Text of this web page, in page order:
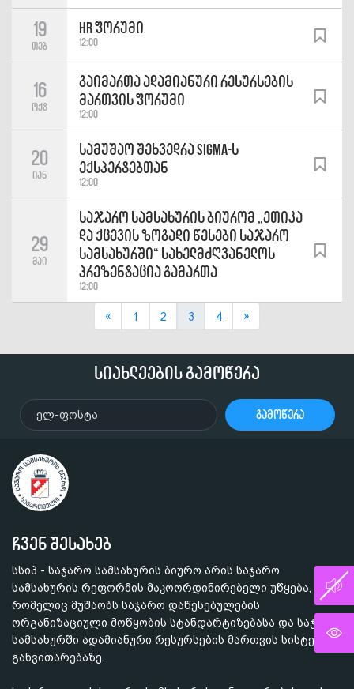
19
თებ
HR ფორუმი
12:00
16
ოქტ
გაიმართა ადამიანური რესურსების
მართვის ფორუმი
12:00
20
იან
სამუშაო შეხვედრა SIGMA-ს
ექსპერტებთან
12:00
29
მაი
საჯარო სამსახურის ბიურომ „ეთიკა
და ქცევის ზოგადი წესები საჯარო
სამსახურში“ სახელმძღვანელოს
პრეზენტაცია გამართა
12:00
« 1 2 3 4 »
სიახლეების გამოწერა
გამოწერა
ჩვენ შესახებ
სსიპ - საჯარო სამსახურის ბიურო არის საჯარო
სამსახურის რეფორმის მაკოორდინირებელი უწყება,
რომელიც მუშაობს საჯარო დაწესებულების
ორგანიზაციული მოწყობის სტანდარტიზებასა და საჯარო
სამსახურში ადამიანური რესურსების მართვის სისტემის
განვითარებაზე.